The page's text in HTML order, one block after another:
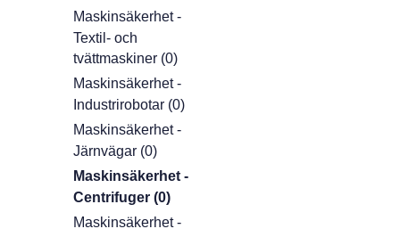
Maskinsäkerhet -
Textil- och
tvättmaskiner (0)
Maskinsäkerhet -
Industrirobotar (0)
Maskinsäkerhet -
Järnvägar (0)
Maskinsäkerhet -
Centrifuger (0)
Maskinsäkerhet -